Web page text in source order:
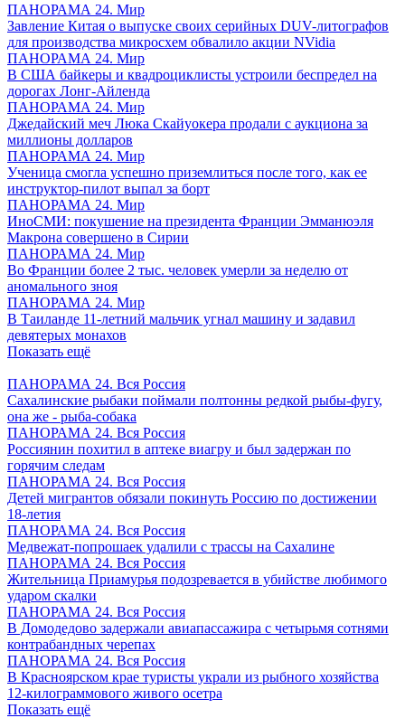
ПАНОРАМА 24. Мир
Завление Китая о выпуске своих серийных DUV-литографов
для производства микросхем обвалило акции NVidia
ПАНОРАМА 24. Мир
В США байкеры и квадроциклисты устроили беспредел на
дорогах Лонг-Айленда
ПАНОРАМА 24. Мир
Джедайский меч Люка Скайуокера продали с аукциона за
миллионы долларов
ПАНОРАМА 24. Мир
Ученица смогла успешно приземлиться после того, как ее
инструктор-пилот выпал за борт
ПАНОРАМА 24. Мир
ИноСМИ: покушение на президента Франции Эмманюэля
Макрона совершено в Сирии
ПАНОРАМА 24. Мир
Во Франции более 2 тыс. человек умерли за неделю от
аномального зноя
ПАНОРАМА 24. Мир
В Таиланде 11-летний мальчик угнал машину и задавил
девятерых монахов
Показать ещё
ПАНОРАМА 24. Вся Россия
Сахалинские рыбаки поймали полтонны редкой рыбы-фугу,
она же - рыба-собака
ПАНОРАМА 24. Вся Россия
Россиянин похитил в аптеке виагру и был задержан по
горячим следам
ПАНОРАМА 24. Вся Россия
Детей мигрантов обязали покинуть Россию по достижении
18-летия
ПАНОРАМА 24. Вся Россия
Медвежат-попрошаек удалили с трассы на Сахалине
ПАНОРАМА 24. Вся Россия
Жительница Приамурья подозревается в убийстве любимого
ударом скалки
ПАНОРАМА 24. Вся Россия
В Домодедово задержали авиапассажира с четырьмя сотнями
контрабандных черепах
ПАНОРАМА 24. Вся Россия
В Красноярском крае туристы украли из рыбного хозяйства
12-килограммового живого осетра
Показать ещё